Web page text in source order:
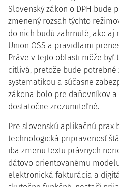
Slovenský zákon o DPH bude
zmenený rozsah týchto
do nich budú zahrnuté, ako aj
Union OSS a pravidlami
Práve v tejto oblasti môže byť
citlivá, pretože bude
systematikou a súčasne
zákona bolo pre daňovníkov
dostatočne zrozumiteľné.
Pre slovenskú aplikačnú prax
technologická pripravenosť
iba zmenu textu právnych
dátovo orientovanému
elektronická fakturácia a